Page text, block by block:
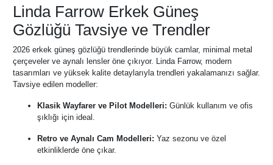
Linda Farrow Erkek Güneş
Gözlüğü Tavsiye ve Trendler
2026 erkek güneş gözlüğü trendlerinde büyük camlar, minimal metal
çerçeveler ve aynalı lensler öne çıkıyor. Linda Farrow, modern
tasarımları ve yüksek kalite detaylarıyla trendleri yakalamanızı sağlar.
Tavsiye edilen modeller:
Klasik Wayfarer ve Pilot Modelleri: Günlük kullanım ve ofis
şıklığı için ideal.
Retro ve Aynalı Cam Modelleri: Yaz sezonu ve özel
etkinliklerde öne çıkar.